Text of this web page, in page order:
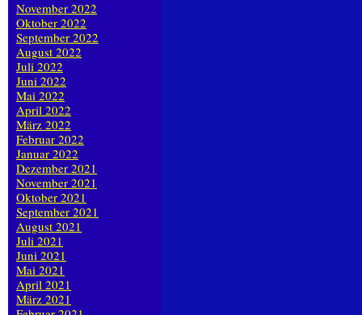
November 2022
Oktober 2022
September 2022
August 2022
Juli 2022
Juni 2022
Mai 2022
April 2022
März 2022
Februar 2022
Januar 2022
Dezember 2021
November 2021
Oktober 2021
September 2021
August 2021
Juli 2021
Juni 2021
Mai 2021
April 2021
März 2021